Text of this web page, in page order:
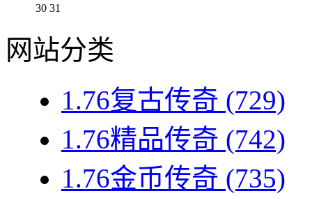
30 31
网站分类
1.76复古传奇 (729)
1.76精品传奇 (742)
1.76金币传奇 (735)